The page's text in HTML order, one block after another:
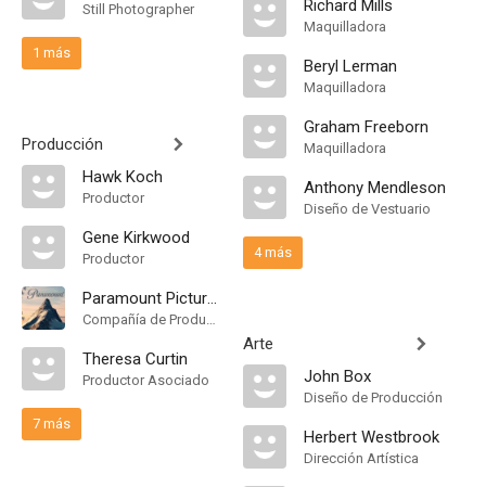
Still Photographer
1 más
Producción
Hawk Koch
Productor
Gene Kirkwood
Productor
Paramount Pictures
Compañía de Produccion
Theresa Curtin
Productor Asociado
7 más
Richard Mills
Maquilladora
Beryl Lerman
Maquilladora
Graham Freeborn
Maquilladora
Anthony Mendleson
Diseño de Vestuario
4 más
Arte
John Box
Diseño de Producción
Herbert Westbrook
Dirección Artística